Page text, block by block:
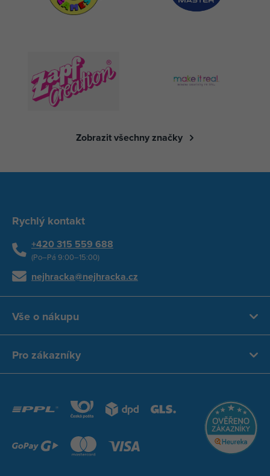
Zobrazit všechny značky
Rychlý kontakt
+420 315 559 688
(Po–Pá 9:00–15:00)
nejhracka@nejhracka.cz
Vše o nákupu
Pro zákazníky